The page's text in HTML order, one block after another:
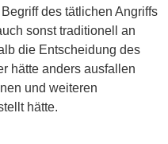
des tätlichen Angriffs
sonst traditionell an
die Entscheidung des
hätte anders ausfallen
und weiteren
hätte.